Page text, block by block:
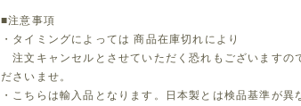
■注意事項
・タイミングによっては 商品在庫切れにより
注文キャンセルとさせていただく恐れもございますの
ださいませ。
・こちらは輸入品となります。日本製とは検品基準が異